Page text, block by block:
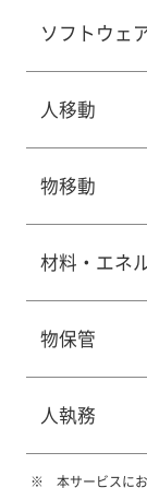
ソフトウェ
人移動
物移動
材料・エネ
物保管
人執務
本サービスに